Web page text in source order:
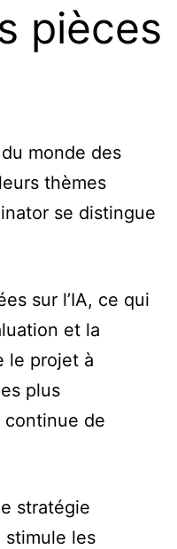
pièces
monde des
thèmes
se distingue
sur l’IA, ce qui
et la
le projet à
plus
continue de
stratégie
stimule les